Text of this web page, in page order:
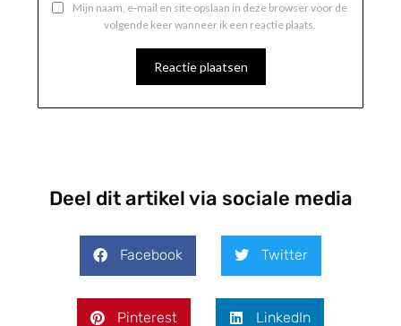
Mijn naam, e-mail en site opslaan in deze browser voor de
volgende keer wanneer ik een reactie plaats.
Deel dit artikel via sociale media
Facebook Twitter
Pinterest LinkedIn